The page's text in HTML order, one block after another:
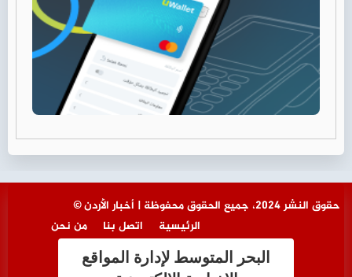
© حقوق النشر 2024، جميع الحقوق محفوظة | أخبار الأردن
من نحن
اتصل بنا الرئيسية
البحر المتوسط لإدارة المواقع